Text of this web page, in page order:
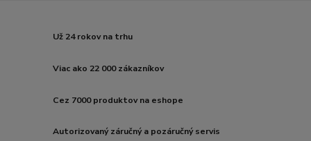
Už 24 rokov na trhu
Viac ako 22 000 zákazníkov
Cez 7000 produktov na eshope
Autorizovaný záručný a pozáručný servis